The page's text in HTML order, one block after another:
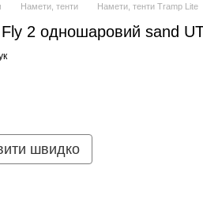
Намети, тенти Намети, тенти Tramp Lite
2 одношаровий sand
швидко